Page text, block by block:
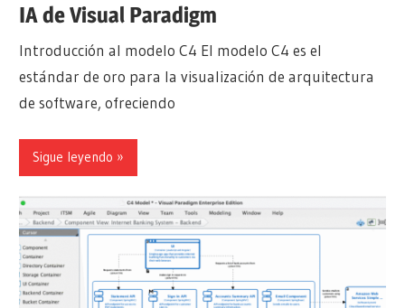
IA de Visual Paradigm
Introducción al modelo C4 El modelo C4 es el
estándar de oro para la visualización de arquitectura
de software, ofreciendo
Sigue leyendo